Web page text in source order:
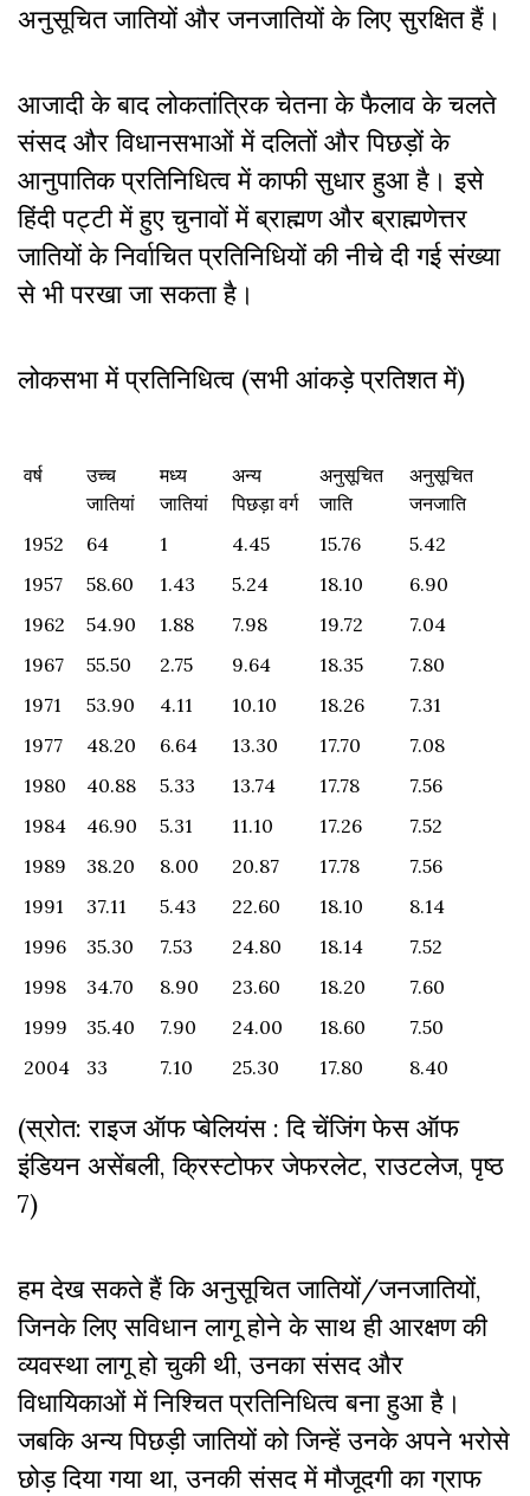
अनुसूचित जातियों और जनजातियों के लिए सुरक्षित हैं।
आजादी के बाद लोकतांत्रिक चेतना के फैलाव के चलते
संसद और विधानसभाओं में दलितों और पिछड़ों के
आनुपातिक प्रतिनिधित्व में काफी सुधार हुआ है। इसे
हिंदी पट्टी में हुए चुनावों में ब्राह्मण और ब्राह्मणेत्तर
जातियों के निर्वाचित प्रतिनिधियों की नीचे दी गई संख्या
से भी परखा जा सकता है।
लोकसभा में प्रतिनिधित्व (सभी आंकड़े प्रतिशत में)
वर्ष
उच्च
जातियां
मध्य
जातियां
अन्य
पिछड़ा वर्ग
अनुसूचित
जाति
अनुसूचित
जनजाति
वर्ष
उच्च
मध्य
अन्य
अनुसूचित
अनुसूचित
1952 64 1 4.45 15.76
5.42
1957
58.60 1.43 5.24 18.10
6.90
1962
54.90 1.88 7.98 19.72
7.04
1967
55.50 2.75 9.64 18.35
7.80
1971
53.90 4.11 10.10 18.26
7.31
1977
48.20 6.64 13.30 17.70
7.08
1980
40.88 5.33 13.74 17.78
7.56
1984
46.90 5.31 11.10 17.26
7.52
1989
38.20 8.00 20.87 17.78
7.56
1991
37.11 5.43 22.60 18.10
8.14
1996
35.30 7.53 24.80 18.14
7.52
1998
34.70 8.90 23.60 18.20
7.60
1999
35.40 7.90 24.00 18.60
7.50
2004
33 7.10 25.30 17.80 8.40
(स्रोत: राइज ऑफ प्बेलियंस : दि चेंजिंग फेस ऑफ
इंडियन असेंबली, क्रिस्टोफर जेफरलेट, राउटलेज, पृष्ठ
7)
हम देख सकते हैं कि अनुसूचित जातियों/जनजातियों,
जिनके लिए सविधान लागू होने के साथ ही आरक्षण की
व्यवस्था लागू हो चुकी थी, उनका संसद और
विधायिकाओं में निश्चित प्रतिनिधित्व बना हुआ है।
जबकि अन्य पिछड़ी जातियों को जिन्हें उनके अपने भरोसे
छोड़ दिया गया था, उनकी संसद में मौजूदगी का ग्राफ